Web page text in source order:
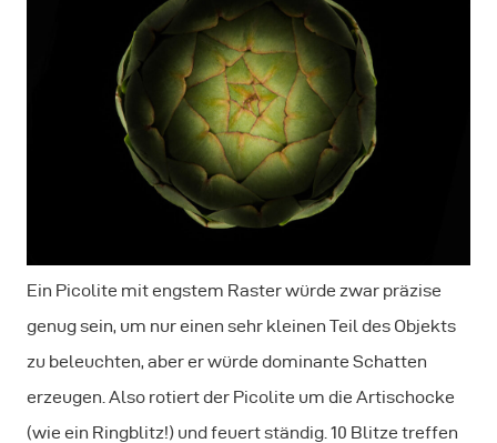
Ein Picolite mit engstem Raster würde zwar präzise
genug sein, um nur einen sehr kleinen Teil des Objekts
zu beleuchten, aber er würde dominante Schatten
erzeugen. Also rotiert der Picolite um die Artischocke
(wie ein Ringblitz!) und feuert ständig. 10 Blitze treffen